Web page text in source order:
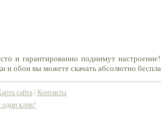
и гарантированно поднимут настроение!
и обои вы можете скачать абсолютно
сайта
Контакты
один клик!